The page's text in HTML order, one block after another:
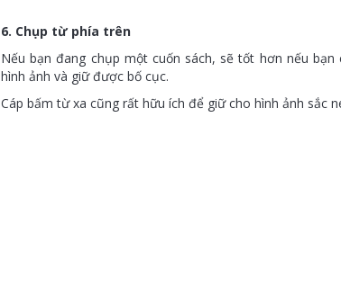
6. Chụp từ phía trên
Nếu bạn đang chụp một cuốn sách, sẽ tốt hơn nếu
hình ảnh và giữ được bố cục.
Cáp bấm từ xa cũng rất hữu ích để giữ cho hình ảnh sắc